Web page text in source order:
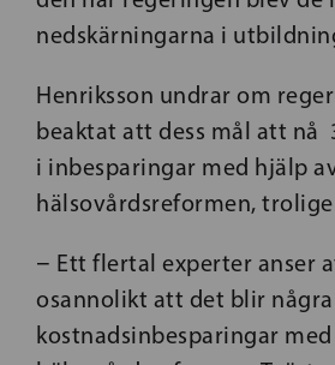
nedskärningarna i
Henriksson undrar om
beaktat att dess mål att nå
i inbesparingar med hjälp
hälsovårdsreformen,
− Ett flertal experter anser
osannolikt att det blir några
kostnadsinbesparingar med